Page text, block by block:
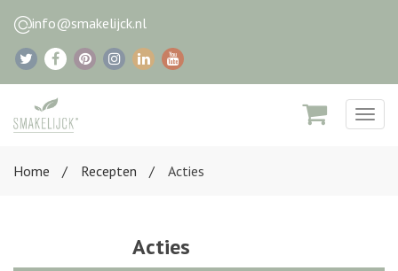
info@smakelijck.nl
Home
Recepten Acties
Acties